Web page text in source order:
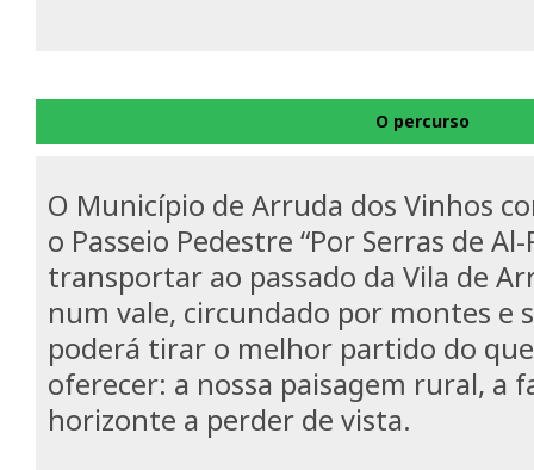
O percurso
O Município de Arruda dos Vinhos
o Passeio Pedestre “Por Serras de
transportar ao passado da Vila de
num vale, circundado por montes e
poderá tirar o melhor partido do
oferecer: a nossa paisagem rural, a
horizonte a perder de vista.